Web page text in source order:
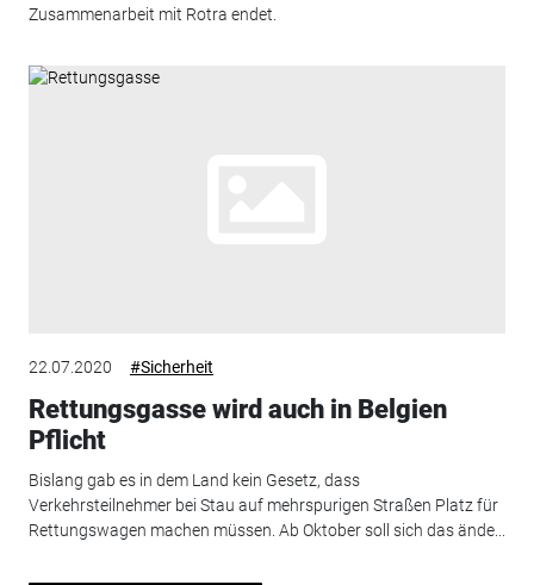
Zusammenarbeit mit Rotra endet.
22.07.2020 #Sicherheit
Rettungsgasse wird auch in Belgien
Pflicht
Bislang gab es in dem Land kein Gesetz, dass
Verkehrsteilnehmer bei Stau auf mehrspurigen Straßen Platz für
Rettungswagen machen müssen. Ab Oktober soll sich das ände...